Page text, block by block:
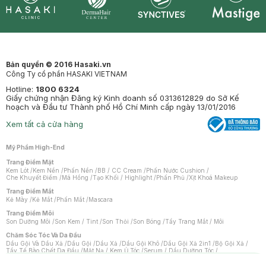
Bản quyền © 2016 Hasaki.vn
Công Ty cổ phần HASAKI VIETNAM
Hotline: 1800 6324
Giấy chứng nhận Đăng ký Kinh doanh số 0313612829 do Sở Kế
hoạch và Đầu tư Thành phố Hồ Chí Minh cấp ngày 13/01/2016
Xem tất cả cửa hàng
Mỹ Phẩm High-End
Trang Điểm Mặt
Kem Lót /Kem Nền /Phấn Nền /BB / CC Cream /Phấn Nước Cushion /
Che Khuyết Điểm /Má Hồng /Tạo Khối / Highlight /Phấn Phủ /Xịt Khoá Makeup
Trang Điểm Mắt
Kẻ Mày /Kẻ Mắt /Phấn Mắt /Mascara
Trang Điểm Môi
Son Dưỡng Môi /Son Kem / Tint /Son Thỏi /Son Bóng /Tẩy Trang Mắt / Môi
Chăm Sóc Tóc Và Da Đầu
Dầu Gội Và Dầu Xả /Dầu Gội /Dầu Xả /Dầu Gội Khô /Dầu Gội Xả 2in1 /Bộ Gội Xả /
Tẩy Tế Bào Chết Da Đầu /Mặt Nạ / Kem Ủ Tóc /Serum / Dầu Dưỡng Tóc /